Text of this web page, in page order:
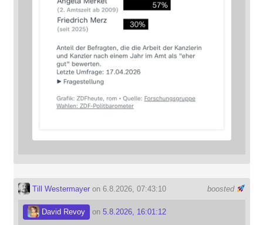
boosted
Till Westermayeron 6.8.2026, 07:43:10
David Revoy on 5.8.2026, 16:01:12